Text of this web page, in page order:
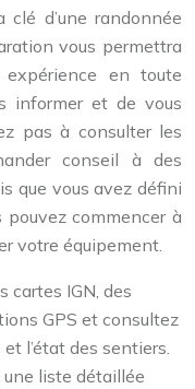
d’une randonnée
vous permettra
en toute
informer et de vous
pas à consulter les
conseil à des
que vous avez défini
commencer à
votre équipement.
cartes IGN, des
GPS et consultez
l’état des sentiers.
une liste détaillée